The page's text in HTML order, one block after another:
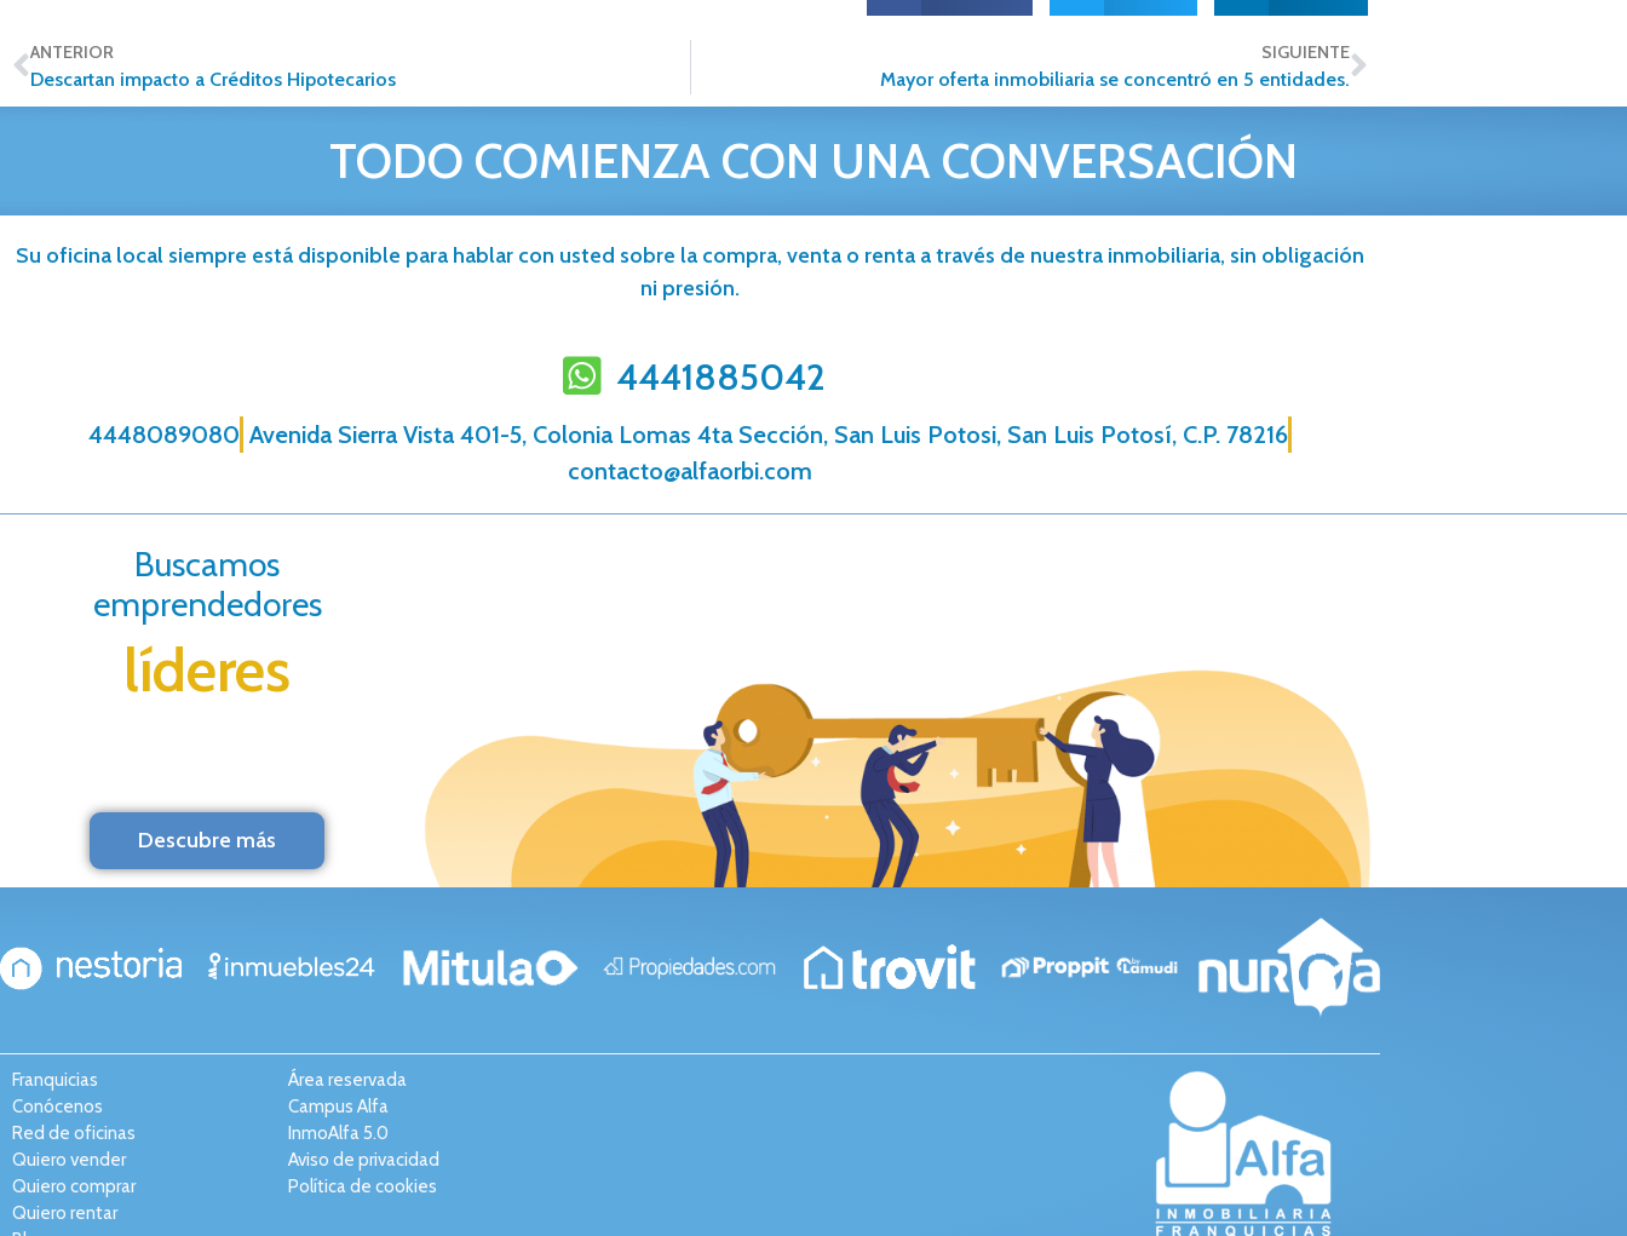
ANTERIOR
Descartan impacto a Créditos Hipotecarios
SIGUIENTE
Mayor oferta inmobiliaria se concentró en 5 entidades.
TODO COMIENZA CON UNA CONVERSACIÓN
Su oficina local siempre está disponible para hablar con usted sobre la compra, venta o renta a través de nuestra inmobiliaria, sin obligación
ni presión.
4441885042
4448089080 Avenida Sierra Vista 401-5, Colonia Lomas 4ta Sección, San Luis Potosi, San Luis Potosí, C.P. 78216
contacto@alfaorbi.com
Buscamos
emprendedores
líderes
Descubre más
Franquicias
Conócenos
Red de oficinas
Quiero vender
Quiero comprar
Quiero rentar
Área reservada
Campus Alfa
InmoAlfa 5.0
Aviso de privacidad
Política de cookies